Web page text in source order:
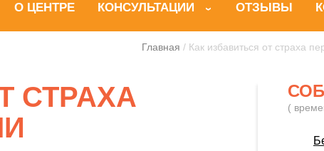
О ЦЕНТРЕ КОНСУЛЬТАЦИИ › ОТЗЫВЫ
Главная / Как избавиться от страха
СТРАХА
(